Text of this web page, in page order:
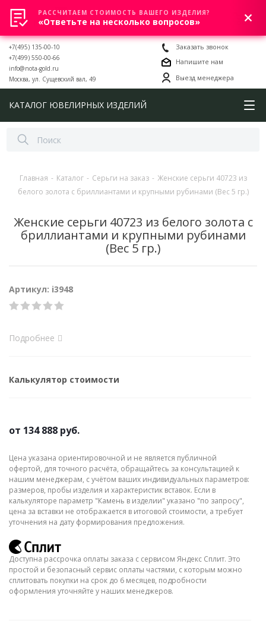
0
+7(495) 135-00-10
+7(499) 550-00-66
info@nota-gold.ru
Москва, ул. Сущевский вал, 49
Заказать звонок
Напишите нам
Выезд менеджера
КАТАЛОГ ЮВЕЛИРНЫХ ИЗДЕЛИЙ
Главная - Каталог - Серьги на заказ - Женские серьги 40723 из
белого золота с бриллиантами и крупными рубинами (Вес 5 гр.)
Женские серьги 40723 из белого золота с
бриллиантами и крупными рубинами
(Вес 5 гр.)
Артикул: i3948
Подробнее
Калькулятор стоимости
от 134 888 руб.
Цена указана ориентировочной и не является публичной
офертой, для точного расчёта, обращайтесь за консультацией к
нашим менеджерам, с учётом ваших индивидуальных параметров:
размеров, пробы изделия и характеристик вставок. Если в
калькуляторе параметр "Камень в изделии" указано "по запросу",
цена за вставки не отображается в итоговой стоимости, а требует
уточнения на дату формирования предложения.
Доступна рассрочка оплаты заказа с сервисом Яндекс Сплит. Это
простой и безопасный сервис оплаты частями, с которым можно
сплитовать покупки на срок до 6 месяцев, подробности
оформления уточняйте у наших менеджеров.
РАССЧИТАЕМ СТОИМОСТЬ ВАШЕГО ИЗДЕЛИЯ?
«Ответьте на несколько вопросов»